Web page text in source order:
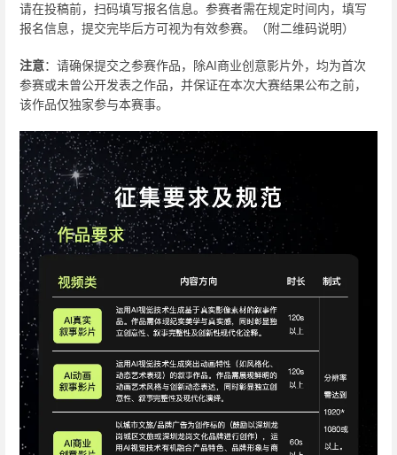
请在投稿前，扫码填写报名信息。参赛者需在规定时间内，填写
报名信息，提交完毕后方可视为有效参赛。（附二维码说明）
注意：请确保提交之参赛作品，除AI商业创意影片外，均为首次
参赛或未曾公开发表之作品，并保证在本次大赛结果公布之前，
该作品仅独家参与本赛事。